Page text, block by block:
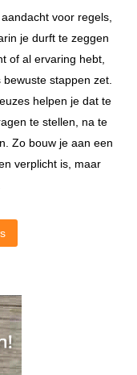
voor regels,
je durft te zeggen
of al ervaring hebt,
stappen zet.
helpen je dat te
te stellen, na te
Zo bouw je aan een
verplicht is, maar